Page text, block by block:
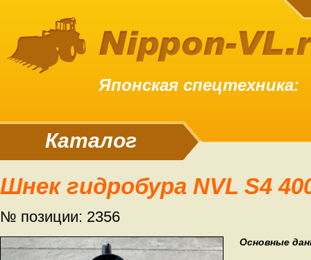
Японская спецтехника:
Каталог
Шнек гидробура NVL S4
№ позиции: 2356
Основные